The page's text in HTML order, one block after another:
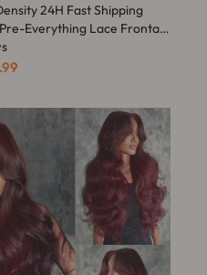
24H Fast Shipping
Everything Lace Frontal
Framing Curtain Bangs